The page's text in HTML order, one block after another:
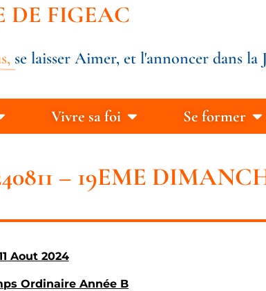
DE FIGEAC
se laisser Aimer, et l'annoncer dans la
Vivre sa foi Se former
– 19EME
Aout 2024
Ordinaire Année B